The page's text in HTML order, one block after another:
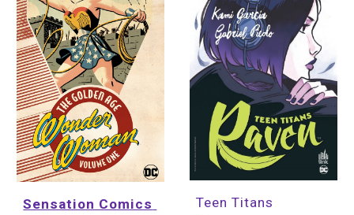
Sensation Comics
Teen Titans